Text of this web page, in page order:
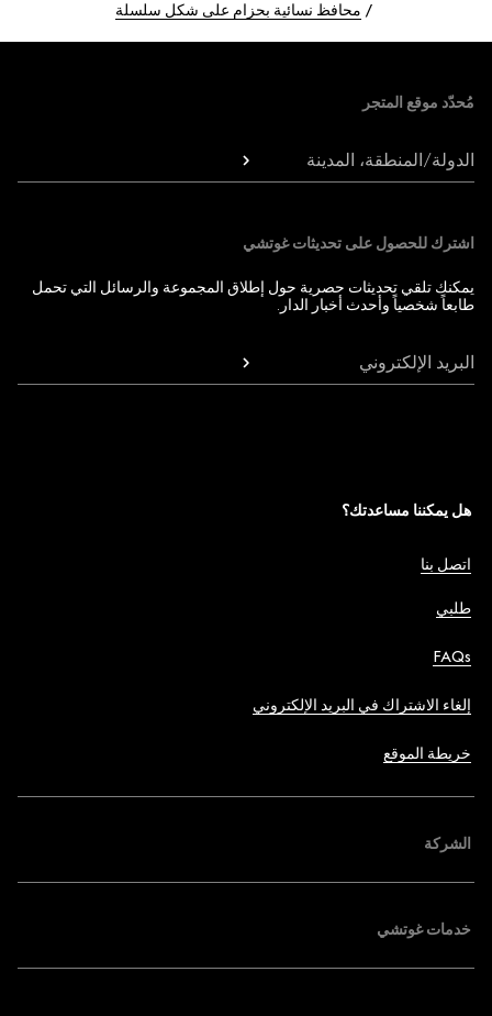
محافظ نسائية بحزام على شكل سلسلة
مُحدّد موقع المتجر
الدولة/المنطقة، المدينة
اشترك للحصول على تحديثات غوتشي
يمكنك تلقي تحديثات حصرية حول إطلاق المجموعة والرسائل التي تحمل
طابعاً شخصياً وأحدث أخبار الدار.
البريد الإلكتروني
هل يمكننا مساعدتك؟
اتصل بنا
طلبي
FAQs
إلغاء الاشتراك في البريد الإلكتروني
خريطة الموقع
الشركة
خدمات غوتشي